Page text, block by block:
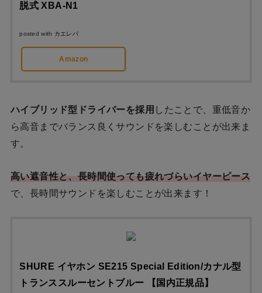
脱式 XBA-N1
posted with カエレバ
Amazon
ハイブリッド型ドライバーを採用 したことで、重低音か
ら高音までバランス良くサウンドを楽しむことが出来ま
す。
高い遮音性と、長時間使っても疲れづらいイヤーピース
で、長時間サウンドを楽しむことが出来ます！
SHURE イヤホン SE215 Special Edition/カナル型
トランススルーセントブルー 【国内正規品】